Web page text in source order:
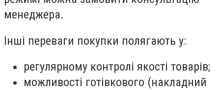
менеджера.
Інші переваги покупки полягають у:
регулярному контролі якості товарів;
можливості готівкового (накладний